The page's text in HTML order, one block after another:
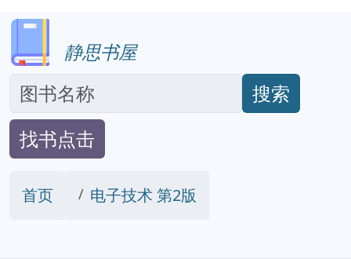
静思书屋
搜索
找书点击
首页 电子技术 第2版